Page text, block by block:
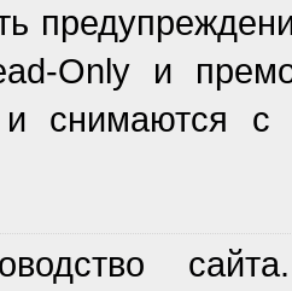
Only и
и снимаются с